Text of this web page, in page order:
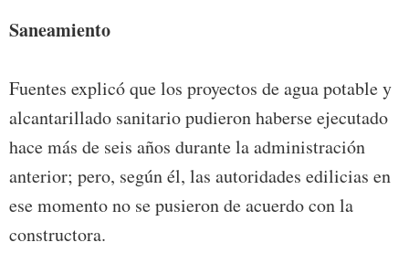
Saneamiento
Fuentes explicó que los proyectos de agua potable y
alcantarillado sanitario pudieron haberse ejecutado
hace más de seis años durante la administración
anterior; pero, según él, las autoridades edilicias en
ese momento no se pusieron de acuerdo con la
constructora.